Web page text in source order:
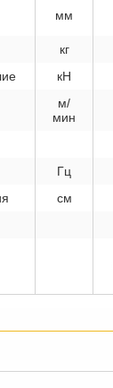
мм
кг
кН
м/
мин
Гц
см